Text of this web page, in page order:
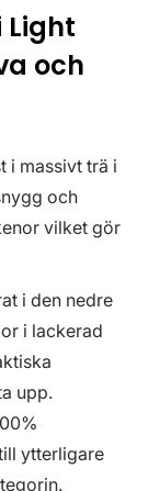
Light
och
i massivt trä i
och
vilket gör
i den nedre
i lackerad
upp.
ytterligare